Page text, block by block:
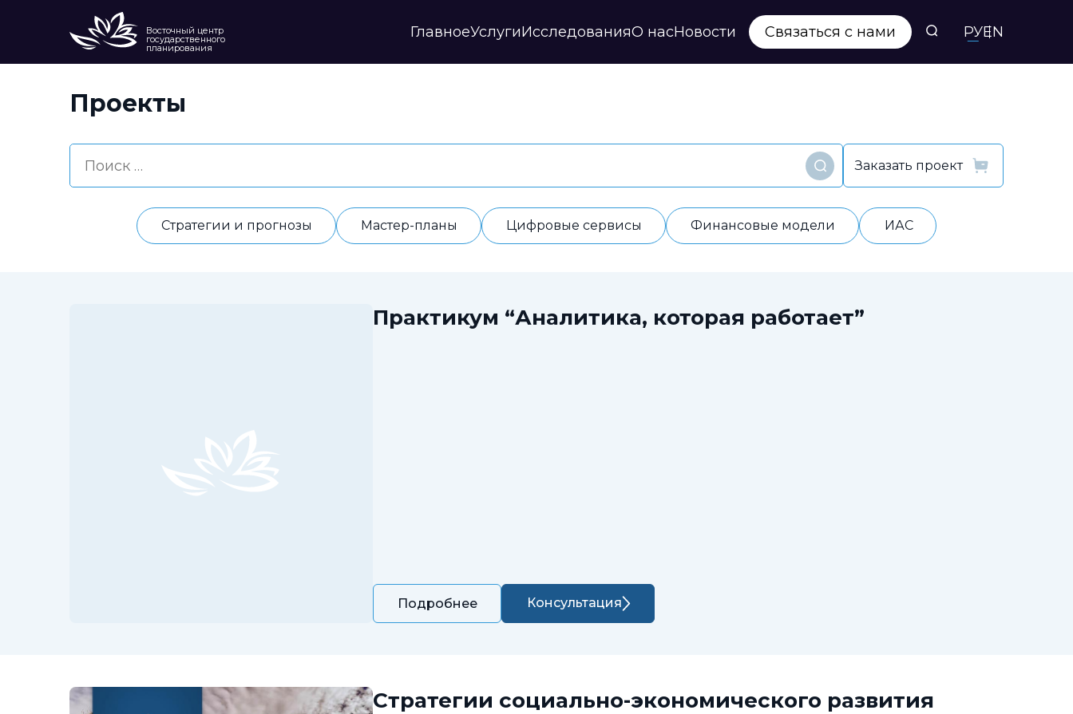
Восточный центр
государственного
планирования
ГлавноеУслуги
Финансовые модели
Исследования
Профили регионов
О нас
Документы
Новости Связаться с нами РУEN
Проекты
НайтиЗаказать проект
Стратегии и прогнозы Мастер-планы Цифровые сервисы Финансовые модели ИАС
Практикум “Аналитика, которая работает”
Подробнее Консультация
Стратегии социально-экономического развития